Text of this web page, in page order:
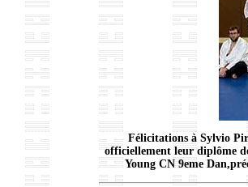
Félicitations à Sylvio
officiellement leur diplôme
Young CN 9eme